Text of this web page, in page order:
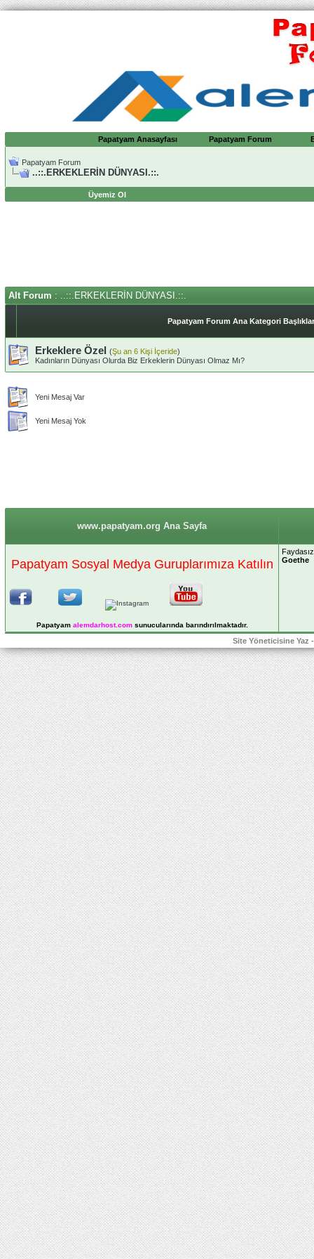
Papatyam Anasayfası Papatyam Forum
Papatyam Forum
..::.ERKEKLERİN DÜNYASI.::.
Üyemiz Ol
Alt Forum : ..::.ERKEKLERİN DÜNYASI.::.
Papatyam Forum Ana Kategori
Erkeklere Özel (Şu an 6 Kişi İçeride)
Kadınların Dünyası Olurda Biz Erkeklerin Dünyası Olmaz Mı?
Yeni Mesaj Var
Yeni Mesaj Yok
www.papatyam.org Ana Sayfa
Papatyam Sosyal Medya Guruplarımıza Katılın
Papatyam alemdarhost.comsunucularında barındırılmaktadır.
Goethe
Site Yöneticisine Yaz